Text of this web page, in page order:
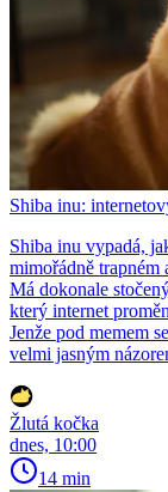
Shiba inu:
Shiba inu vypadá,
mimořádně trapném
Má dokonale
který internet
Jenže pod memem
velmi jasným
Žlutá kočka
dnes, 10:00
14 min